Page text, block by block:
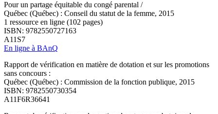
Pour un partage équitable du congé parental /
Québec (Québec) : Conseil du statut de la femme, 2015
1 ressource en ligne (102 pages)
ISBN: 9782550727163
A11S7
En ligne à BAnQ
Rapport de vérification en matière de dotation et sur les promotions
sans concours :
Québec (Québec) : Commission de la fonction publique, 2015
ISBN: 9782550730354
A11F6R36641